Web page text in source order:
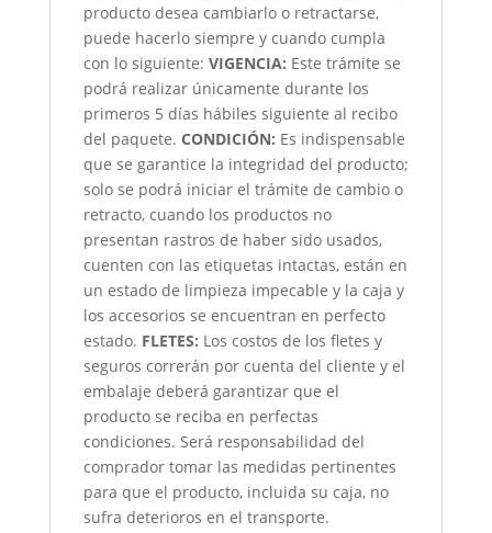
producto desea cambiarlo o retractarse,
puede hacerlo siempre y cuando cumpla
con lo siguiente: VIGENCIA: Este trámite se
podrá realizar únicamente durante los
primeros 5 días hábiles siguiente al recibo
del paquete. CONDICIÓN: Es indispensable
que se garantice la integridad del producto;
solo se podrá iniciar el trámite de cambio o
retracto, cuando los productos no
presentan rastros de haber sido usados,
cuenten con las etiquetas intactas, están en
un estado de limpieza impecable y la caja y
los accesorios se encuentran en perfecto
estado. FLETES: Los costos de los fletes y
seguros correrán por cuenta del cliente y el
embalaje deberá garantizar que el
producto se reciba en perfectas
condiciones. Será responsabilidad del
comprador tomar las medidas pertinentes
para que el producto, incluida su caja, no
sufra deterioros en el transporte.